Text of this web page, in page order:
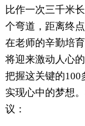
比作一次三千米
个弯道，距离终
在老师的辛勤培
将迎来激动人心
把握这关键的100
实现心中的梦想
议：